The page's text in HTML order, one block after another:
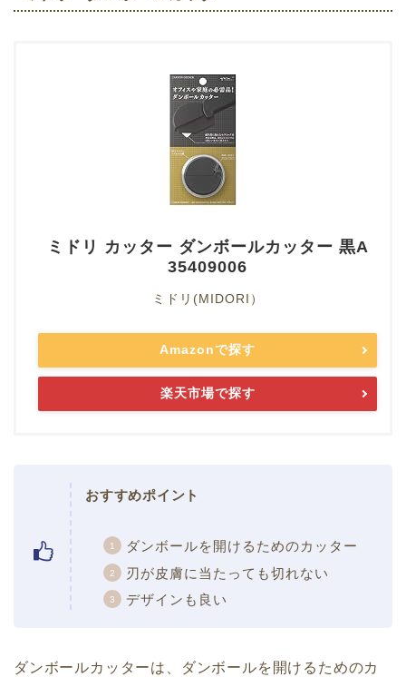
ミドリ カッター ダンボールカッター 黒A
35409006
ミドリ(MIDORI）
Amazonで探す
楽天市場で探す
おすすめポイント
ダンボールを開けるためのカッター
刃が皮膚に当たっても切れない
デザインも良い
ダンボールカッターは、ダンボールを開けるためのカ